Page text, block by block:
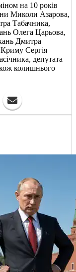
на 10 років
Миколи Азарова,
Табачника,
Олега Царьова,
Дмитра
Криму Сергія
депутата
колишнього